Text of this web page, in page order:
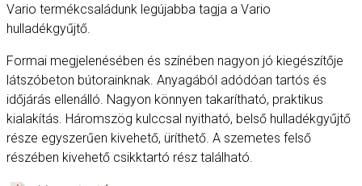
Vario termékcsaládunk legújabba tagja a Vario
hulladékgyűjtő.
Formai megjelenésében és színében nagyon jó kiegészítője
látszóbeton bútorainknak. Anyagából adódóan tartós és
időjárás ellenálló. Nagyon könnyen takarítható, praktikus
kialakítás. Háromszög kulccsal nyitható, belső hulladékgyűjtő
része egyszerűen kivehető, üríthető. A szemetes felső
részében kivehető csikktartó rész található.